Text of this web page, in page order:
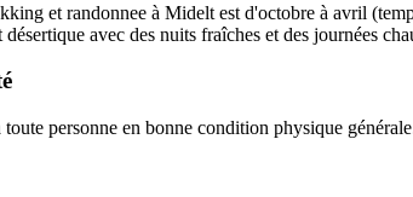
et randonnee à Midelt est d'octobre à avril
avec des nuits fraîches et des journées
toute personne en bonne condition physique